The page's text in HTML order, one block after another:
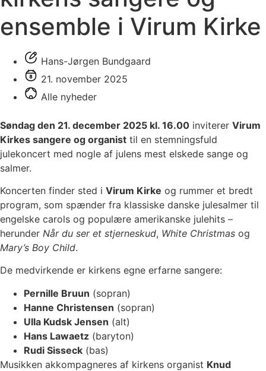
ensemble i Virum Kirke
Hans-Jørgen Bundgaard
21. november 2025
Alle nyheder
Søndag den 21. december 2025 kl. 16.00 inviterer Virum
Kirkes sangere og organist til en stemningsfuld
julekoncert med nogle af julens mest elskede sange og
salmer.
Koncerten finder sted i Virum Kirke og rummer et bredt
program, som spænder fra klassiske danske julesalmer til
engelske carols og populære amerikanske julehits –
herunder Når du ser et stjerneskud, White Christmas og
Mary’s Boy Child.
De medvirkende er kirkens egne erfarne sangere:
Pernille Bruun (sopran)
Hanne Christensen (sopran)
Ulla Kudsk Jensen (alt)
Hans Lawaetz (baryton)
Rudi Sisseck (bas)
Musikken akkompagneres af kirkens organist Knud